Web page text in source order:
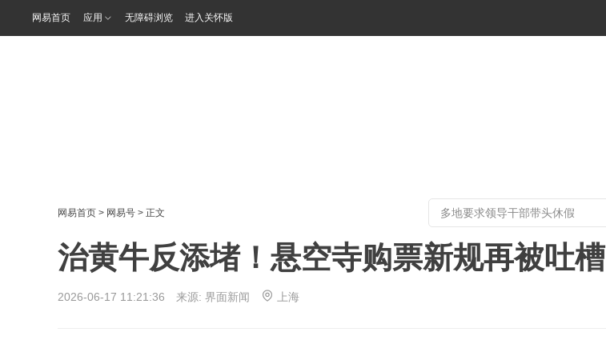
网易首页 应用 无障碍浏览 进入关怀版
网易首页 > 网易号 > 正文
治黄牛反添堵！悬空寺购票新规再被吐槽
2026-06-17 11:21:36 来源: 界面新闻 上海